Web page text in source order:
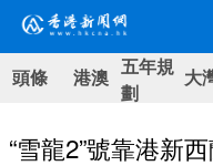
頭條 港澳 五年規
劃
大
“雪龍2”號靠港新